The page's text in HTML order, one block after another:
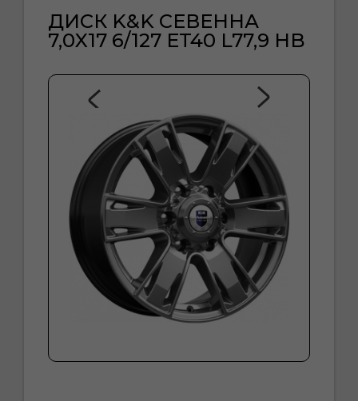
ДИСК K&K СЕВЕННА
7,0X17 6/127 ET40 L77,9 HB